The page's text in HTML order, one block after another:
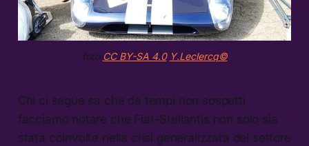
foto CC BY-SA 4.0 Y.Leclercq©
Chi ci segue sa che da tempi non sospetti
facciamo notare che Fiat-Stellantis non solo sia
stata coinvolta nella crisi generalizzata del settore